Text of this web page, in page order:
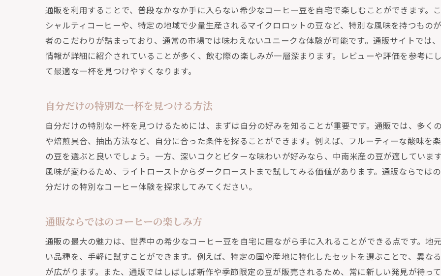
通販で出会う新しいコーヒーの味わい
コーヒーの旅を通販で実現する方法
通販で手に入れる世界のコーヒーの魅力
自宅で旅行気分！通販で選ぶ各国の特選コーヒー
通販で手に入れる特選コーヒーの選び方
自宅で体験する各国のコーヒーカルチャー
通販で楽しむ世界の絶品コーヒー紹介
自宅で叶えるコーヒーの旅路
特選コーヒーがもたらす旅行気分
通販で広がるコーヒーの世界、自宅での新しい発見
通販で出会う新しいコーヒーの世界
自宅で試すコーヒーの新しい楽しみ方
通販を利用することで、普段なかなか手に入らない希少なコーヒー豆を自宅で楽しむことができます。
シャルティコーヒーや、特定の地域で少量生産されるマイクロロットの豆など、特別な風味を持つもの
者のこだわりが詰まっており、通常の市場では味わえないユニークな体験が可能です。通販サイトでは
情報が詳細に紹介されていることが多く、飲む際の楽しみが一層深まります。レビューや評価を参考に
て最適な一杯を見つけやすくなります。
自分だけの特別な一杯を見つける方法
自分だけの特別な一杯を見つけるためには、まずは自分の好みを知ることが重要です。通販では、多く
や焙煎具合、抽出方法など、自分に合った条件を探ることができます。例えば、フルーティーな酸味を
の豆を選ぶと良いでしょう。一方、深いコクとビターな味わいが好みなら、中南米産の豆が適していま
風味が変わるため、ライトローストからダークローストまで試してみる価値があります。通販ならでは
分だけの特別なコーヒー体験を探求してみてください。
通販ならではのコーヒーの楽しみ方
通販の最大の魅力は、世界中の希少なコーヒー豆を自宅に居ながら手に入れることができる点です。地
い品種を、手軽に試すことができます。例えば、特定の国や産地に特化したセットを選ぶことで、異な
が広がります。また、通販ではしばしば新作や季節限定の豆が販売されるため、常に新しい発見が待っ